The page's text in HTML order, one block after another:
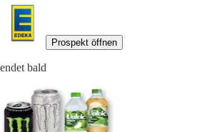
Prospekt öffnen
endet bald